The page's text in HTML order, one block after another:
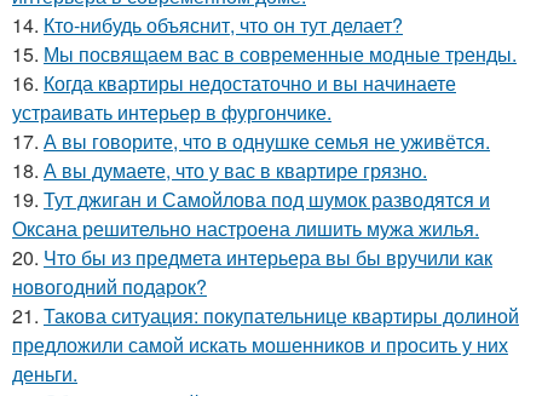
14. Кто-нибудь объяснит, что он тут делает?
15. Мы посвящаем вас в современные модные тренды.
16. Когда квартиры недостаточно и вы начинаете
устраивать интерьер в фургончике.
17. А вы говорите, что в однушке семья не уживётся.
18. А вы думаете, что у вас в квартире грязно.
19. Тут джиган и Самойлова под шумок разводятся и
Оксана решительно настроена лишить мужа жилья.
20. Что бы из предмета интерьера вы бы вручили как
новогодний подарок?
21. Такова ситуация: покупательнице квартиры долиной
предложили самой искать мошенников и просить у них
деньги.